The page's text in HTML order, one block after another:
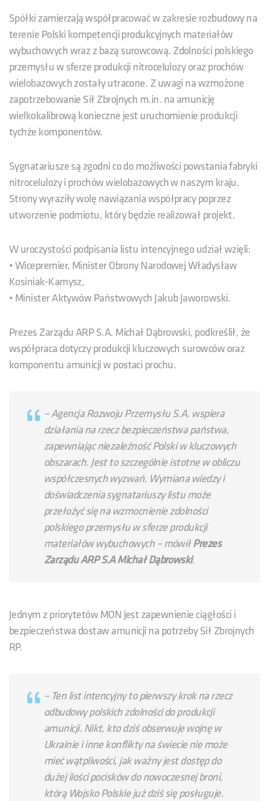
Spółki zamierzają współpracować w zakresie rozbudowy na
terenie Polski kompetencji produkcyjnych materiałów
wybuchowych wraz z bazą surowcową. Zdolności polskiego
przemysłu w sferze produkcji nitrocelulozy oraz prochów
wielobazowych zostały utracone. Z uwagi na wzmożone
zapotrzebowanie Sił Zbrojnych m.in. na amunicję
wielkokalibrową konieczne jest uruchomienie produkcji
tychże komponentów.
Sygnatariusze są zgodni co do możliwości powstania fabryki
nitrocelulozy i prochów wielobazowych w naszym kraju.
Strony wyraziły wolę nawiązania współpracy poprzez
utworzenie podmiotu, który będzie realizował projekt.
W uroczystości podpisania listu intencyjnego udział wzięli:
• Wicepremier, Minister Obrony Narodowej Władysław
Kosiniak-Kamysz,
• Minister Aktywów Państwowych Jakub Jaworowski.
Prezes Zarządu ARP S.A. Michał Dąbrowski, podkreślił, że
współpraca dotyczy produkcji kluczowych surowców oraz
komponentu amunicji w postaci prochu.
– Agencja Rozwoju Przemysłu S.A. wspiera
działania na rzecz bezpieczeństwa państwa,
zapewniając niezależność Polski w kluczowych
obszarach. Jest to szczególnie istotne w obliczu
współczesnych wyzwań. Wymiana wiedzy i
doświadczenia sygnatariuszy listu może
przełożyć się na wzmocnienie zdolności
polskiego przemysłu w sferze produkcji
materiałów wybuchowych – mówiłPrezes
Zarządu ARP S.A Michał Dąbrowski.
Jednym z priorytetów MON jest zapewnienie ciągłości i
bezpieczeństwa dostaw amunicji na potrzeby Sił Zbrojnych
RP.
– Ten list intencyjny to pierwszy krok na rzecz
odbudowy polskich zdolności do produkcji
amunicji. Nikt, kto dziś obserwuje wojnę w
Ukrainie i inne konflikty na świecie nie może
mieć wątpliwości, jak ważny jest dostęp do
dużej ilości pocisków do nowoczesnej broni,
którą Wojsko Polskie już dziś się posługuje.